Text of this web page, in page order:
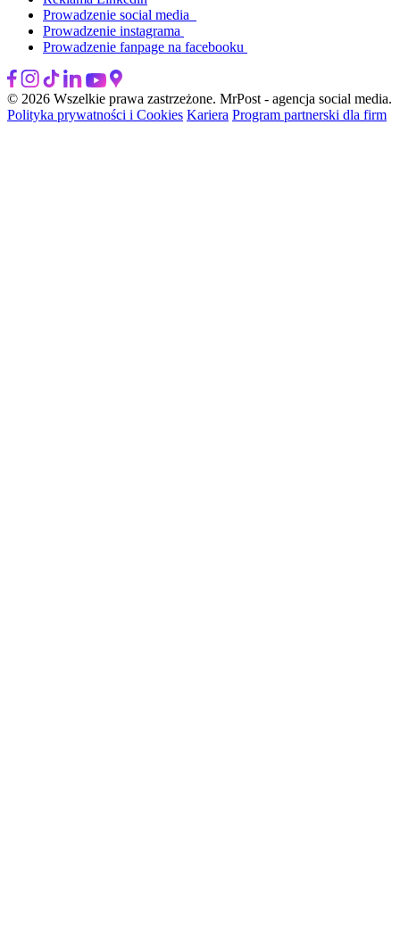
Prowadzenie social media
Prowadzenie instagrama
Prowadzenie fanpage na facebooku
© 2026 Wszelkie prawa zastrzeżone. MrPost - agencja social media.
Polityka prywatności i Cookies Kariera Program partnerski dla firm